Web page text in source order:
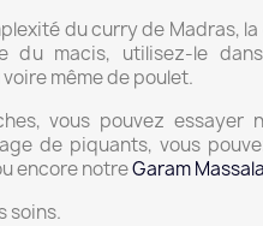
du curry de Madras,
du macis, utilisez-le
même de poulet.
vous pouvez essayer
de piquants, vous
encore notreGaram
soins.